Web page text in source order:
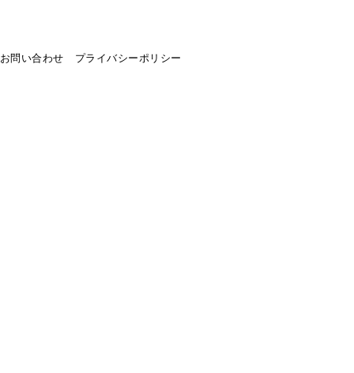
お問い合わせ プライバシーポリシー